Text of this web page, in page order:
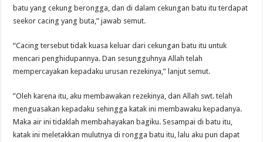
batu yang cekung berongga, dan di dalam cekungan batu itu terdapat
seekor cacing yang buta,” jawab semut.
“Cacing tersebut tidak kuasa keluar dari cekungan batu itu untuk
mencari penghidupannya. Dan sesungguhnya Allah telah
mempercayakan kepadaku urusan rezekinya,” lanjut semut.
”Oleh karena itu, aku membawakan rezekinya, dan Allah swt. telah
menguasakan kepadaku sehingga katak ini membawaku kepadanya.
Maka air ini tidaklah membahayakan bagiku. Sesampai di batu itu,
katak ini meletakkan mulutnya di rongga batu itu, lalu aku pun dapat